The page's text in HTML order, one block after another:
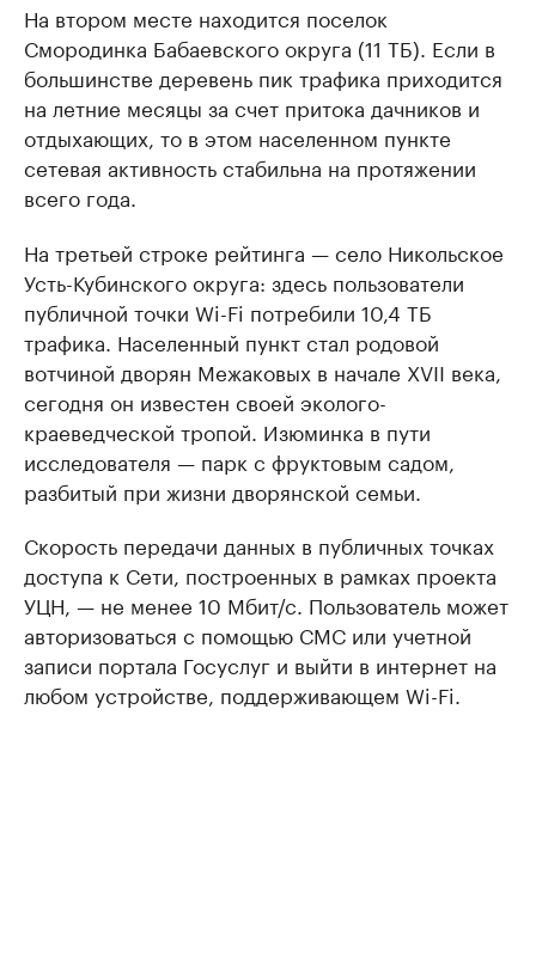
На втором месте находится поселок
Смородинка Бабаевского округа (11 ТБ). Если в
большинстве деревень пик трафика приходится
на летние месяцы за счет притока дачников и
отдыхающих, то в этом населенном пункте
сетевая активность стабильна на протяжении
всего года.
На третьей строке рейтинга — село Никольское
Усть-Кубинского округа: здесь пользователи
публичной точки Wi-Fi потребили 10,4 ТБ
трафика. Населенный пункт стал родовой
вотчиной дворян Межаковых в начале XVII века,
сегодня он известен своей эколого-
краеведческой тропой. Изюминка в пути
исследователя — парк с фруктовым садом,
разбитый при жизни дворянской семьи.
Скорость передачи данных в публичных точках
доступа к Сети, построенных в рамках проекта
УЦН, — не менее 10 Мбит/с. Пользователь может
авторизоваться с помощью СМС или учетной
записи портала Госуслуг и выйти в интернет на
любом устройстве, поддерживающем Wi-Fi.